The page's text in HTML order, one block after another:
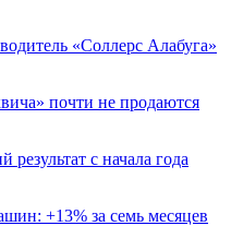
«Соллерс Алабуга»
почти не продаются
с начала года
+13% за семь месяцев